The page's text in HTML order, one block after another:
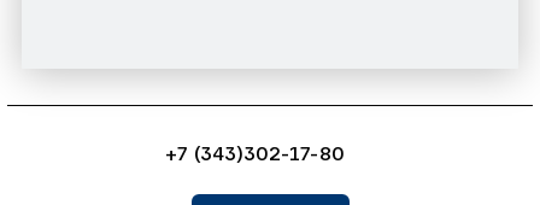
+7 (343)302-17-80